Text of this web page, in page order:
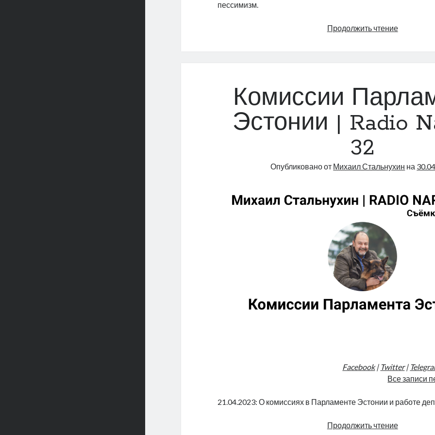
пессимизм.
Продолжить чтение
Radio
|
61
Комиссии
Эстонии | Radio
32
Опубликовано от Михаил Стальнухин на
Facebook| Twitter|
Все записи
21.04.2023: О комиссиях в Парламенте Эстонии и работе
Продолжить чтениеКомиссии